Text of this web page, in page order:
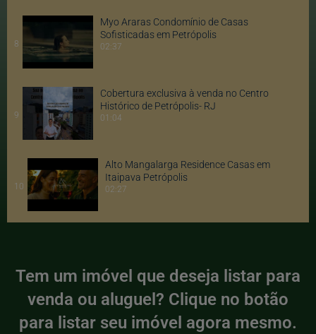
8
Myo Araras Condomínio de Casas
Sofisticadas em Petrópolis
02:37
9
Cobertura exclusiva à venda no Centro
Histórico de Petrópolis- RJ
01:04
10
Alto Mangalarga Residence Casas em
Itaipava Petrópolis
02:27
Tem um imóvel que deseja listar para
venda ou aluguel? Clique no botão
para listar seu imóvel agora mesmo.